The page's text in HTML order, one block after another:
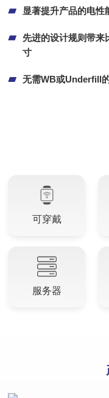
显著提升产品的电性
先进的设计规则带来
寸
无需WB或Underfill
可穿戴
服务器